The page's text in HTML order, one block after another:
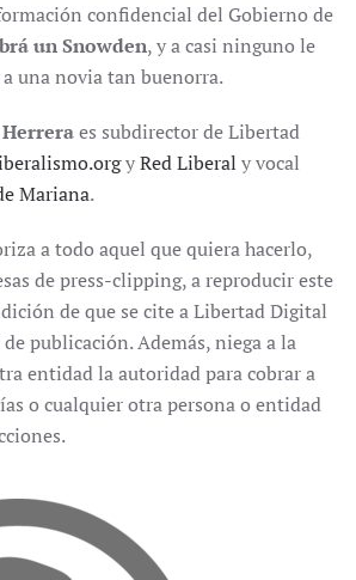
confidencial del Gobierno de
un Snowden, y a casi ninguno le
una novia tan buenorra.
es subdirector de Libertad
yRed Liberal y vocal
Mariana.
a todo aquel que quiera hacerlo,
de press-clipping, a reproducir este
de que se cite a Libertad Digital
publicación. Además, niega a la
entidad la autoridad para cobrar a
o cualquier otra persona o entidad